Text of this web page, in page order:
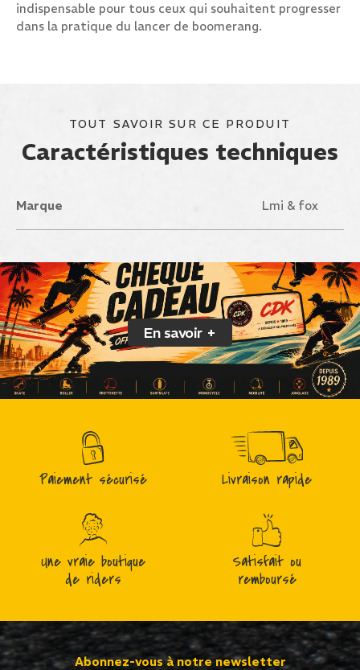
indispensable pour tous ceux qui souhaitent progresser
dans la pratique du lancer de boomerang.
TOUT SAVOIR SUR CE PRODUIT
Caractéristiques techniques
Marque Lmi & fox
En savoir +
Paiement sécurisé Livraison rapide
Une vraie boutique
de riders
Satisfait ou
remboursé
Abonnez-vous à notre newsletter